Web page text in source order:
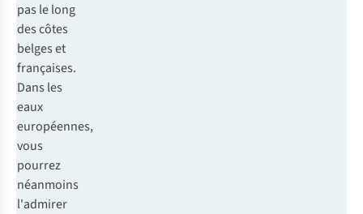
pas le long
des côtes
belges et
françaises.
Dans les
eaux
européennes,
vous
pourrez
néanmoins
l'admirer